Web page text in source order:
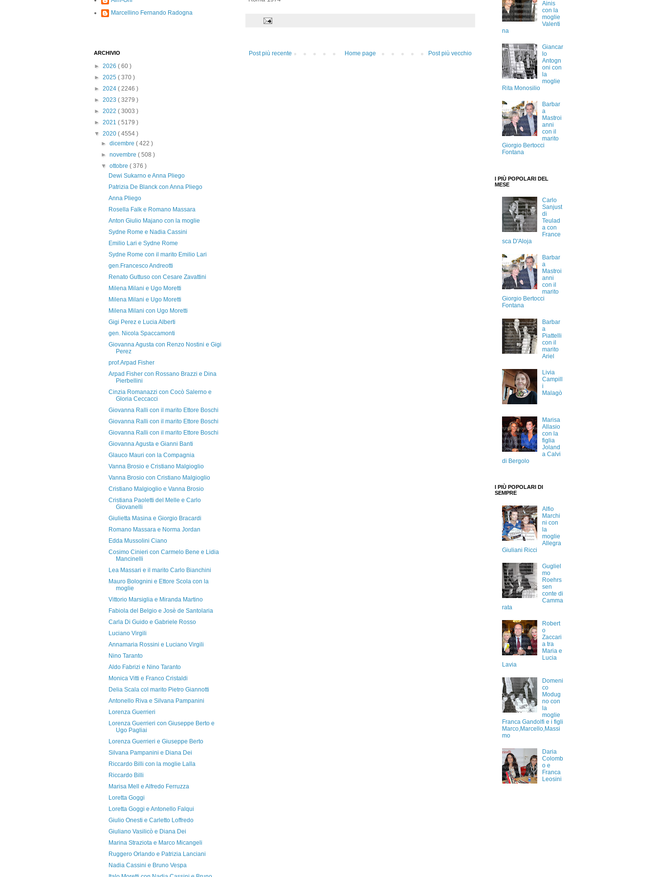
Post più recente Post più vecchio
Home page
Marcellino Fernando Radogna
ARCHIVIO
► 2026 ( 60 )
► 2025 ( 370 )
► 2024 ( 2246 )
► 2023 ( 3279 )
► 2022 ( 3003 )
► 2021 ( 5179 )
▼ 2020 ( 4554 )
►dicembre( 422 )
►novembre( 508 )
▼ottobre( 376 )
Dewi Sukarno e Anna Pliego
Patrizia De Blanck con Anna Pliego
Anna Pliego
Rosella Falk e Romano Massara
Anton Giulio Majano con la moglie
Sydne Rome e Nadia Cassini
Emilio Lari e Sydne Rome
Sydne Rome con il marito Emilio Lari
gen.Francesco Andreotti
Renato Guttuso con Cesare Zavattini
Milena Milani e Ugo Moretti
Milena Milani e Ugo Moretti
Milena Milani con Ugo Moretti
Gigi Perez e Lucia Alberti
gen. Nicola Spaccamonti
Giovanna Agusta con Renzo Nostini e Gigi
Perez
prof.Arpad Fisher
Arpad Fisher con Rossano Brazzi e Dina
Pierbellini
Cinzia Romanazzi con Cocò Salerno e
Gloria Ceccacci
Giovanna Ralli con il marito Ettore Boschi
Giovanna Ralli con il marito Ettore Boschi
Giovanna Ralli con il marito Ettore Boschi
Giovanna Agusta e Gianni Banti
Glauco Mauri con la Compagnia
Vanna Brosio e Cristiano Malgioglio
Vanna Brosio con Cristiano Malgioglio
Cristiano Malgioglio e Vanna Brosio
Cristiana Paoletti del Melle e Carlo
Giovanelli
Giulietta Masina e Giorgio Bracardi
Romano Massara e Norma Jordan
Edda Mussolini Ciano
Cosimo Cinieri con Carmelo Bene e Lidia
Mancinelli
Lea Massari e il marito Carlo Bianchini
Mauro Bolognini e Ettore Scola con la
moglie
Vittorio Marsiglia e Miranda Martino
Fabiola del Belgio e Josè de Santolaria
Carla Di Guido e Gabriele Rosso
Luciano Virgili
Annamaria Rossini e Luciano Virgili
Nino Taranto
Aldo Fabrizi e Nino Taranto
Monica Vitti e Franco Cristaldi
Delia Scala col marito Pietro Giannotti
Antonello Riva e Silvana Pampanini
Lorenza Guerrieri
Lorenza Guerrieri con Giuseppe Berto e
Ugo Pagliai
Lorenza Guerrieri e Giuseppe Berto
Silvana Pampanini e Diana Dei
Riccardo Billi con la moglie Lalla
Riccardo Billi
Marisa Mell e Alfredo Ferruzza
Loretta Goggi
Loretta Goggi e Antonello Falqui
Giulio Onesti e Carletto Loffredo
Giuliano Vasilicò e Diana Dei
Marina Straziota e Marco Micangeli
Ruggero Orlando e Patrizia Lanciani
Nadia Cassini e Bruno Vespa
Ainis
con la
moglie
Valenti
na
Giancar
lo
Antogn
oni con
la
moglie
Rita Monosilio
Barbar
a
Mastroi
anni
con il
marito
Giorgio Bertocci
Fontana
I PIÙ POPOLARI DEL
MESE
Carlo
Sanjust
di
Teulad
a con
France
sca D'Aloja
Barbar
a
Mastroi
anni
con il
marito
Giorgio Bertocci
Fontana
Barbar
a
Piattelli
con il
marito
Ariel
Livia
Campill
i
Malagò
Marisa
Allasio
con la
figlia
Joland
a Calvi
di Bergolo
I PIÙ POPOLARI DI
SEMPRE
Alfio
Marchi
ni con
la
moglie
Allegra
Giuliani Ricci
Gugliel
mo
Roehrs
sen
conte di
Camma
rata
Robert
o
Zaccari
a tra
Maria e
Lucia
Lavia
Domeni
co
Modug
no con
la
moglie
Franca Gandolfi e i figli
Marco,Marcello,Massi
mo
Daria
Colomb
o e
Franca
Leosini